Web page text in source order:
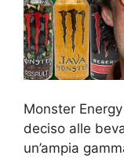
Monster
deciso alle
un’ampia